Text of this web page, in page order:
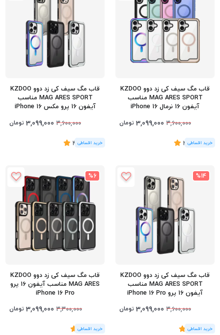
قاب مگ سیف کی زد دوو KZDOO
MAG ARES SPORT مناسب
آیفون 16 نرمال iPhone 16
3,600,000
3,099,000 تومان
(4 رای)
4.5
قاب مگ سیف کی زد دوو KZDOO
MAG ARES SPORT مناسب
آیفون 16 پرو مکس iPhone 16
3,600,000
3,099,000 تومان
(5 رای)
4.8
%14
قاب مگ سیف کی زد دوو KZDOO
MAG ARES SPORT مناسب
آیفون 16 پرو iPhone 16 Pro
3,600,000
3,099,000 تومان
(2 رای)
5
%6
قاب مگ سیف کی زد دوو KZDOO
MAG ARES مناسب آیفون 16 پرو
iPhone 16 Pro
3,300,000
3,099,000 تومان
(1رای)
5